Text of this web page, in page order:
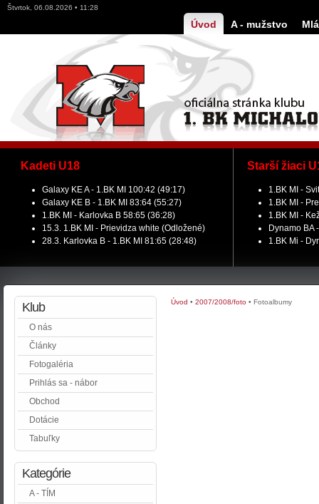
Štvrtok, 06.08.2026 • 11:28
Úvod A - mužstvo
Kadeti U18
Galaxy KE A - 1.BK MI 100:42 (49:17)
Galaxy KE B - 1.BK MI 83:64 (55:27)
1.BK MI - Karlovka B 58:65 (36:28)
15.3. 1.BK MI - Prievidza white (Odložené)
28.3. Karlovka B - 1.BK MI 81:65 (28:48)
Starší žiaci
1.BK MI -
1.BK MI -
1.BK MI -
Dynamo BA
1.BK Mi -
Klub
O nás
Články
Fotogaléria
Prihlás sa - nábor
Obchod
Dotácie
Tabuľky
Kategórie
A - TÍM
Úvod • 2007/2008/foto • Fotoalbumy